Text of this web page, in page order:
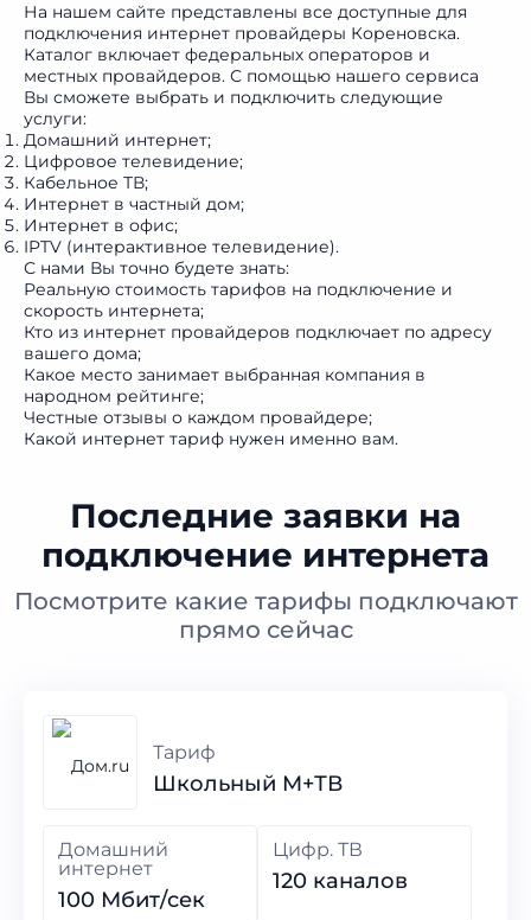
На нашем сайте представлены все доступные для
подключения интернет провайдеры Кореновска.
Каталог включает федеральных операторов и
местных провайдеров. С помощью нашего сервиса
Вы сможете выбрать и подключить следующие
услуги:
Домашний интернет;
Цифровое телевидение;
Кабельное ТВ;
Интернет в частный дом;
Интернет в офис;
IPTV (интерактивное телевидение).
С нами Вы точно будете знать:
Реальную стоимость тарифов на подключение и
скорость интернета;
Кто из интернет провайдеров подключает по адресу
вашего дома;
Какое место занимает выбранная компания в
народном рейтинге;
Честные отзывы о каждом провайдере;
Какой интернет тариф нужен именно вам.
Последние заявки на
подключение интернета
Посмотрите какие тарифы подключают
прямо сейчас
Тариф
Школьный M+ТВ
Домашний
интернет
100 Мбит/сек
Цифр. ТВ
120 каналов